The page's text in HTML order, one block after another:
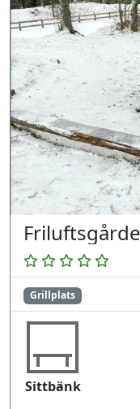
Grillplats
Sittbänk